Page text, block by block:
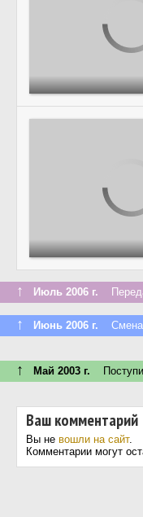
↑ Июль 2006 г.
↑ Июнь 2006 г. Смена
↑ Май 2003 г.
Ваш комментарий
Вы не вошли на сайт.
Комментарии могут